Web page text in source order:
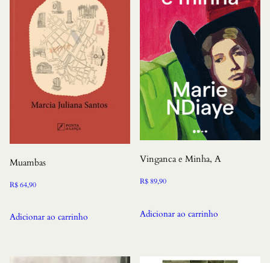
Muambas
R$64,90
Adicionar ao carrinho
Vinganca e Minha, A
R$ 89,90
Adicionar ao carrinho